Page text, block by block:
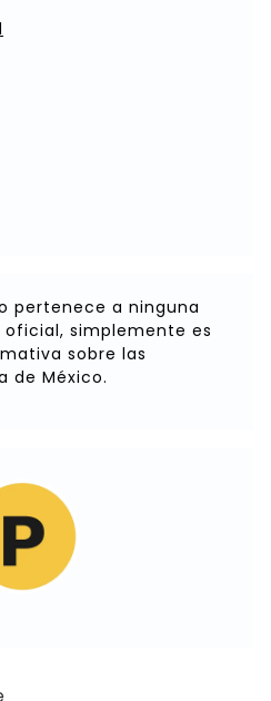
pertenece a ninguna
simplemente es
sobre las
de México.